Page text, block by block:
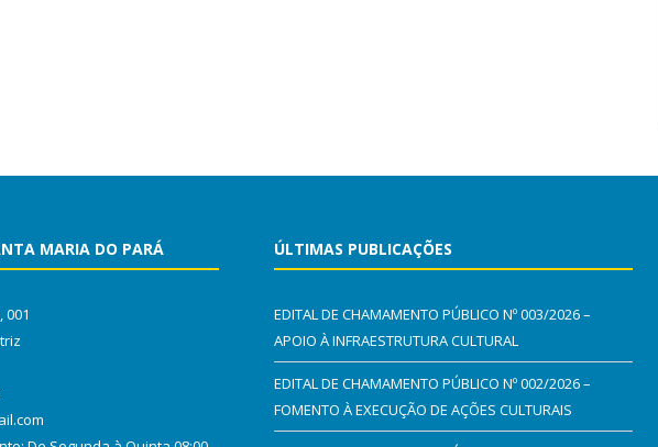
MARIA DO PARÁ
001
ÚLTIMAS PUBLICAÇÕES
EDITAL DE CHAMAMENTO PÚBLICO Nº 003/2026 –
APOIO À INFRAESTRUTURA CULTURAL
EDITAL DE CHAMAMENTO PÚBLICO Nº 002/2026 –
FOMENTO À EXECUÇÃO DE AÇÕES CULTURAIS